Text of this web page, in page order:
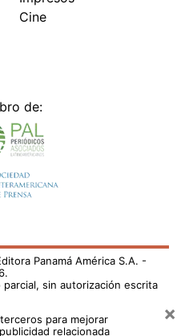
Cine
de:
Panamá América S.A. -
sin autorización escrita
para mejorar
relacionada
×